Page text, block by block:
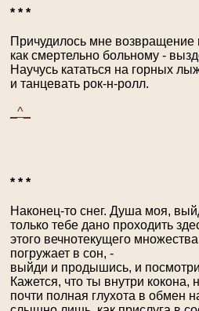
* * *
Причудилось мне возвращение
как смертельно больному -
Научусь кататься на горных
и танцевать рок-н-ролл.
_^_
* * *
Наконец-то снег. Душа моя,
только тебе дано проходить
этого вечнотекущего
погружает в сон, -
выйди и продышись, и
Кажется, что ты внутри кокона,
почти полная глухота в обмен